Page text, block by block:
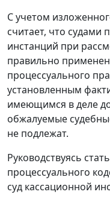
С учетом
считает, что судами
инстанций при
правильно
процессуального
установленным
имеющимся в деле
обжалуемые
не подлежат.
Руководствуясь
процессуального
суд кассационной